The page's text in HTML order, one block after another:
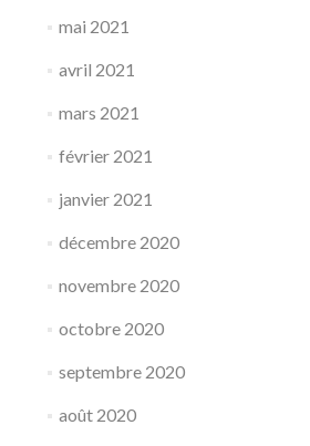
mai 2021
avril 2021
mars 2021
février 2021
janvier 2021
décembre 2020
novembre 2020
octobre 2020
septembre 2020
août 2020